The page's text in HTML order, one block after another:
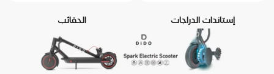
إستاندات الدراجات الحقائب